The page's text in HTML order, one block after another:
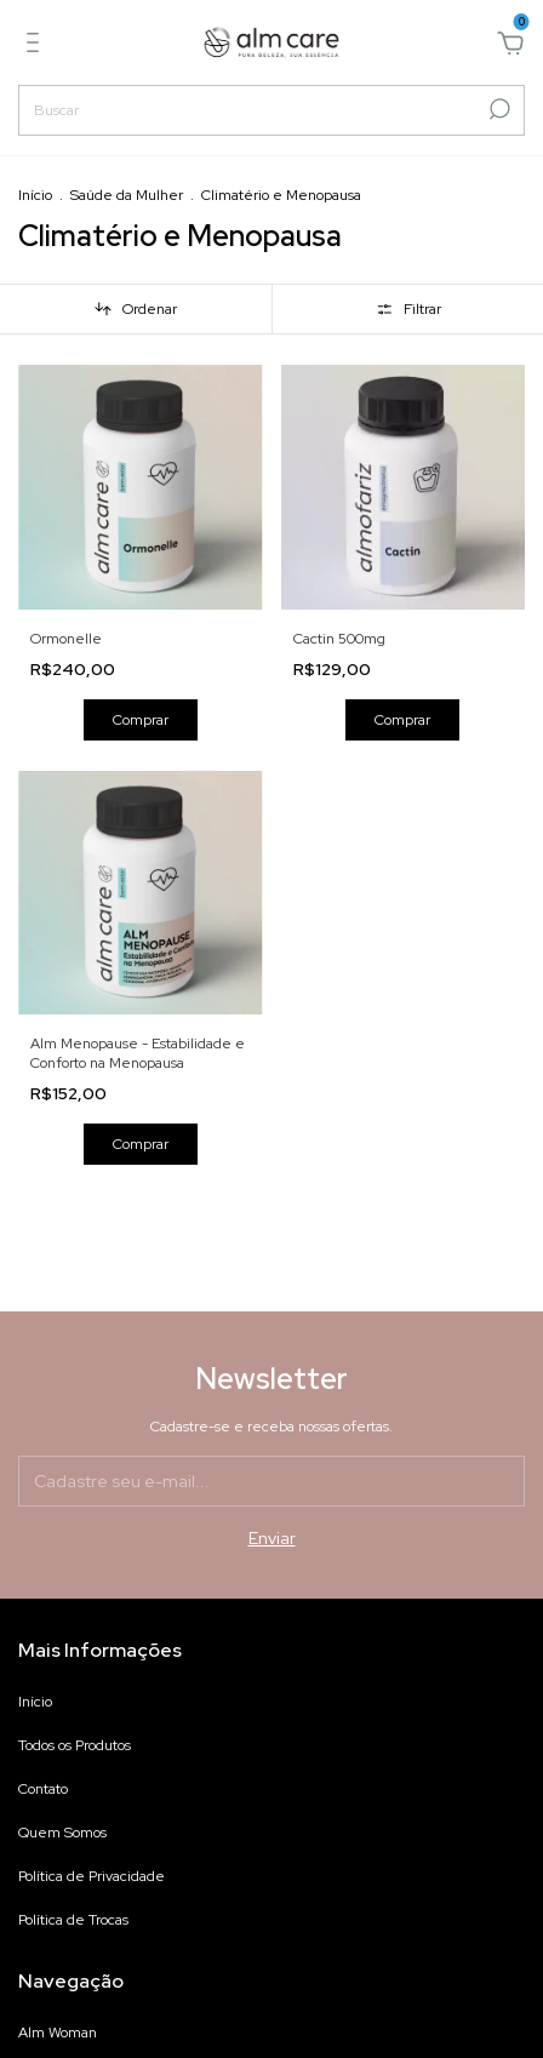
0
Início . Saúde da Mulher . Climatério e Menopausa
Climatério e Menopausa
Ordenar Filtrar
Ormonelle
R$240,00
Comprar
Cactin 500mg
R$129,00
Comprar
Alm Menopause - Estabilidade e
Conforto na Menopausa
R$152,00
Comprar
Newsletter
Cadastre-se e receba nossas ofertas.
Mais Informações
Início
Todos os Produtos
Contato
Quem Somos
Política de Privacidade
Política de Trocas
Navegação
Alm Woman